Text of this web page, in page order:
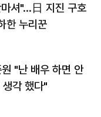
셔"…日 지진 구호
한 누리꾼
"난 배우 하면 안
각 했다"